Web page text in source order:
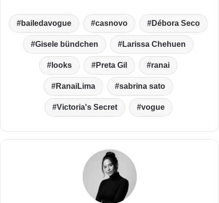
bailedavogue casnovo Débora Seco
Gisele bündchen Larissa Chehuen
looks Preta Gil ranai
RanaiLima sabrina sato
Victoria's Secret vogue